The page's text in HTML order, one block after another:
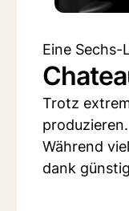
Eine
Trotz
produzieren.
Während
dank